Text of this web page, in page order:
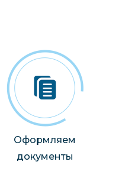
Оформляем
документы